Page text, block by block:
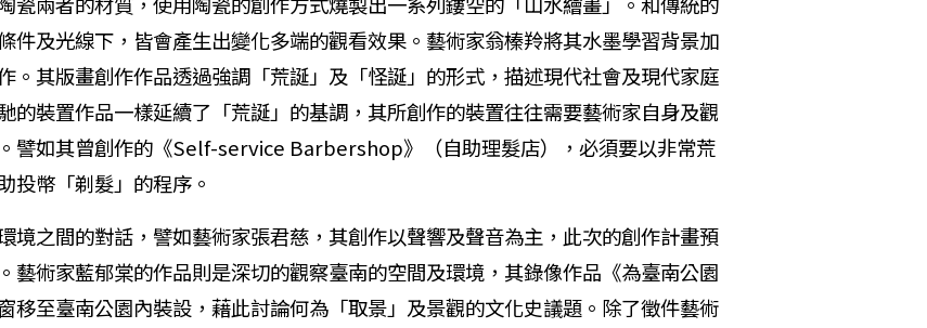
件及光線下，皆會產生出變化多端的觀看效果。藝術家翁榛羚將其水墨學習背景加
。其版畫創作作品透過強調「荒誕」及「怪誕」的形式，描述現代社會及現代家庭
的裝置作品一樣延續了「荒誕」的基調，其所創作的裝置往往需要藝術家自身及觀
譬如其曾創作的《Self-service Barbershop》（自助理髮店），必須要以非常荒
投幣「剃髮」的程序。
之間的對話，譬如藝術家張君慈，其創作以聲響及聲音為主，此次的創作計畫預
藝術家藍郁棠的作品則是深切的觀察臺南的空間及環境，其錄像作品《為臺南公園
移至臺南公園內裝設，藉此討論何為「取景」及景觀的文化史議題。除了徵件藝術